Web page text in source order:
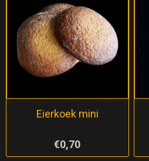
Eierkoek mini
€0,70